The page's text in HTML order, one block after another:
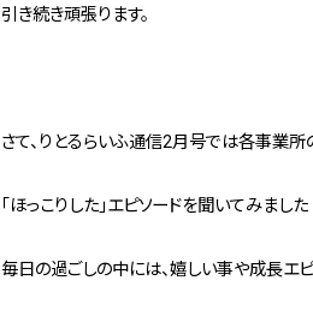
引き続き頑張ります。
さて、りとるらいふ通信2月号では各事業所
「ほっこりした」エピソードを聞いてみました
毎日の過ごしの中には、嬉しい事や成長エピ